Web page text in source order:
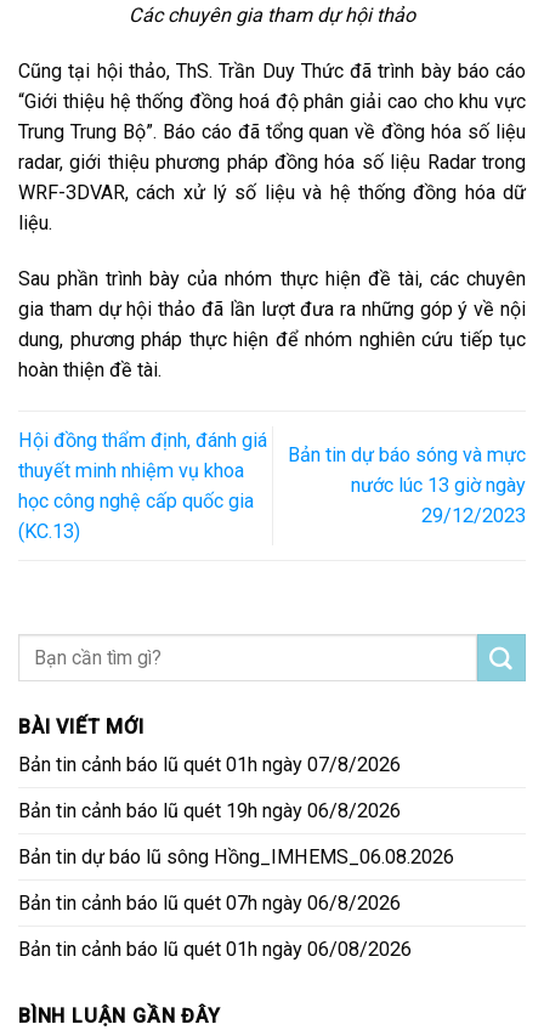
Các chuyên gia tham dự hội thảo
Cũng tại hội thảo, ThS. Trần Duy Thức đã trình bày báo cáo
“Giới thiệu hệ thống đồng hoá độ phân giải cao cho khu vực
Trung Trung Bộ”. Báo cáo đã tổng quan về đồng hóa số liệu
radar, giới thiệu phương pháp đồng hóa số liệu Radar trong
WRF-3DVAR, cách xử lý số liệu và hệ thống đồng hóa dữ
liệu.
Sau phần trình bày của nhóm thực hiện đề tài, các chuyên
gia tham dự hội thảo đã lần lượt đưa ra những góp ý về nội
dung, phương pháp thực hiện để nhóm nghiên cứu tiếp tục
hoàn thiện đề tài.
Hội đồng thẩm định, đánh giá
thuyết minh nhiệm vụ khoa
học công nghệ cấp quốc gia
(KC.13)
Bản tin dự báo sóng và mực
nước lúc 13 giờ ngày
29/12/2023
BÀI VIẾT MỚI
Bản tin cảnh báo lũ quét 01h ngày 07/8/2026
Bản tin cảnh báo lũ quét 19h ngày 06/8/2026
Bản tin dự báo lũ sông Hồng_IMHEMS_06.08.2026
Bản tin cảnh báo lũ quét 07h ngày 06/8/2026
Bản tin cảnh báo lũ quét 01h ngày 06/08/2026
BÌNH LUẬN GẦN ĐÂY